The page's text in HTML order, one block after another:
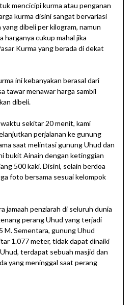
mencicipi kurma atau penganan
kurma disini sangat bervariasi
dibeli per kilogram, namun
harganya cukup mahal jika
Kurma yang berada di dekat
ini kebanyakan berasal dari
tawar menawar harga sambil
dibeli.
sekitar 20 menit, kami
perjalanan ke gunung
saat melintasi gunung Uhud dan
bukit Ainain dengan ketinggian
500 kaki. Disini, selain berdoa
foto bersama sesuai kelompok
jamaah penziarah di seluruh dunia
perang Uhud yang terjadi
M. Sementara, gunung Uhud
1.077 meter, tidak dapat dinaiki
terdapat sebuah masjid dan
yang meninggal saat perang